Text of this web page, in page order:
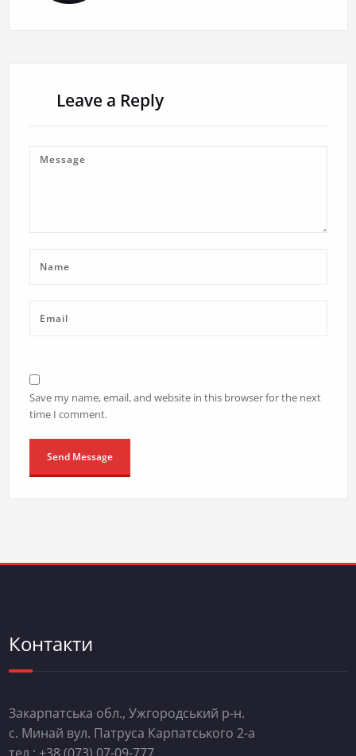
Leave a Reply
Save my name, email, and website in this browser for the next
time I comment.
Контакти
Закарпатська обл., Ужгородський р-н.
с. Минай вул. Патруса Карпатського 2-а